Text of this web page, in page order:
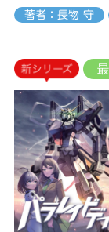
著者：長物 守